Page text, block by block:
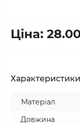
Ціна:
Матеріал
Довжина